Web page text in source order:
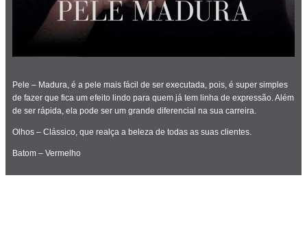
Pele – Madura, é a pele mais fácil de ser executada, pois, é super simples
de fazer que fica um efeito lindo para quem já tem linha de expressão. Além
de ser rápida, ela pode ser um grande diferencial na sua carreira.
Olhos – Clássico, que realça a beleza de todas as suas clientes.
Batom – Vermelho